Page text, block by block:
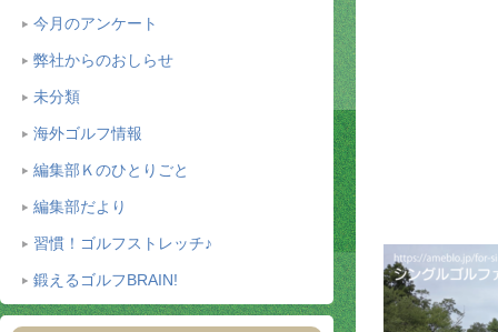
今月のアンケート
弊社からのおしらせ
未分類
海外ゴルフ情報
編集部Ｋのひとりごと
編集部だより
習慣！ゴルフストレッチ♪
鍛えるゴルフBRAIN!